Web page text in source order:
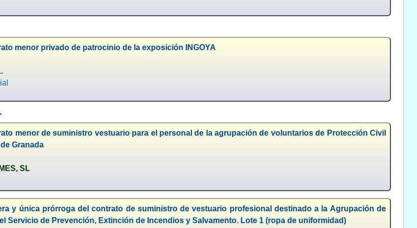
menor privado de patrocinio de la exposición INGOYA
menor de suministro vestuario para el personal de la agrupación de voluntarios de Protección Civil
Granada
SL
y única prórroga del contrato de suministro de vestuario profesional destinado a la Agrupación de
Servicio de Prevención, Extinción de Incendios y Salvamento. Lote 1 (ropa de uniformidad)